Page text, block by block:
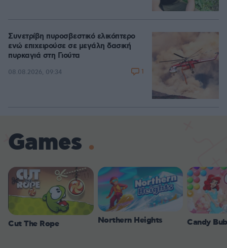
Συνετρίβη πυροσβεστικό ελικόπτερο
ενώ επιχειρούσε σε μεγάλη δασική
πυρκαγιά στη Γιούτα
08.08.2026, 09:34 1
Games
Cut The Rope Northern Heights Candy